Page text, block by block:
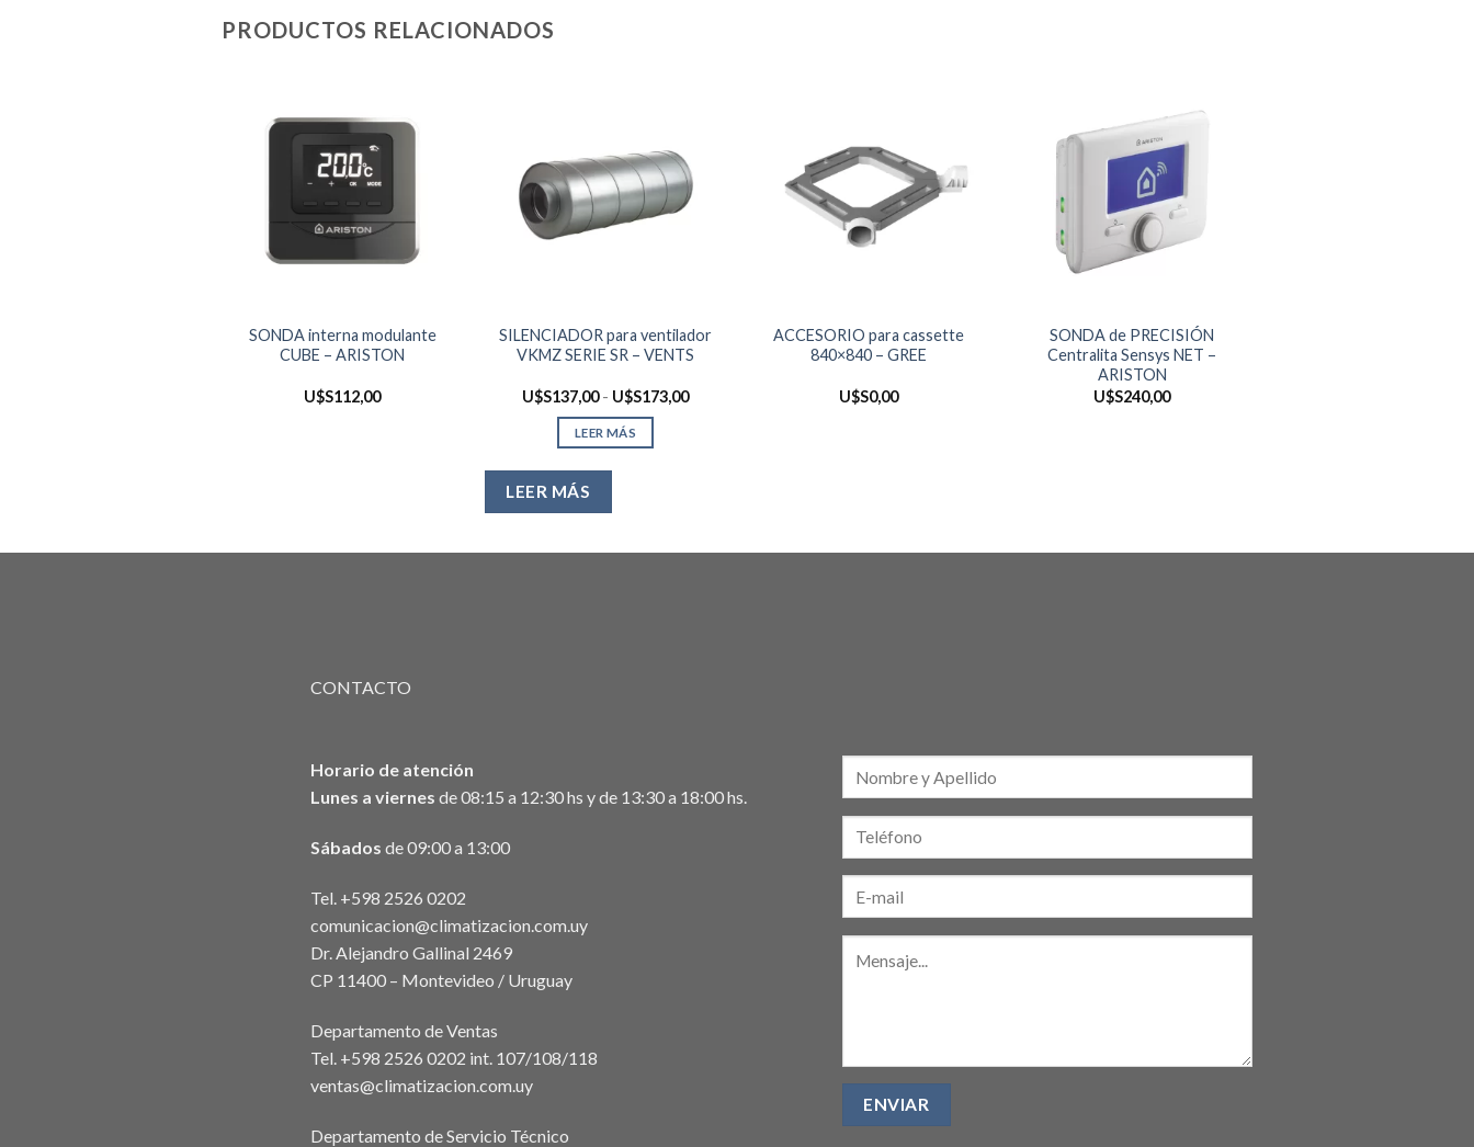
PRODUCTOS RELACIONADOS
SONDA interna modulante
CUBE – ARISTON
U$S112,00
SILENCIADOR para ventilador
VKMZ SERIE SR – VENTS
U$S137,00 - U$S173,00Rango
LEER MÁS
LEER MÁS
ACCESORIO para cassette
840×840 – GREE
U$S0,00
SONDA de PRECISIÓN
Centralita Sensys NET –
ARISTON
U$S240,00
CONTACTO
Horario de atención
Lunes a viernes de 08:15 a 12:30 hs y de 13:30 a 18:00 hs.
Sábados de 09:00 a 13:00
Tel. +598 2526 0202
comunicacion@climatizacion.com.uy
Dr. Alejandro Gallinal 2469
CP 11400 – Montevideo / Uruguay
Departamento de Ventas
Tel. +598 2526 0202 int. 107/108/118
ventas@climatizacion.com.uy
Departamento de Servicio Técnico